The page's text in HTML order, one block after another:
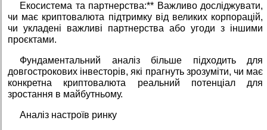
Екосистема та партнерства:** Важливо досліджувати,
чи має криптовалюта підтримку від великих корпорацій,
чи укладені важливі партнерства або угоди з іншими
проєктами.
Фундаментальний аналіз більше підходить для
довгострокових інвесторів, які прагнуть зрозуміти, чи має
конкретна криптовалюта реальний потенціал для
зростання в майбутньому.
Аналіз настроїв ринку